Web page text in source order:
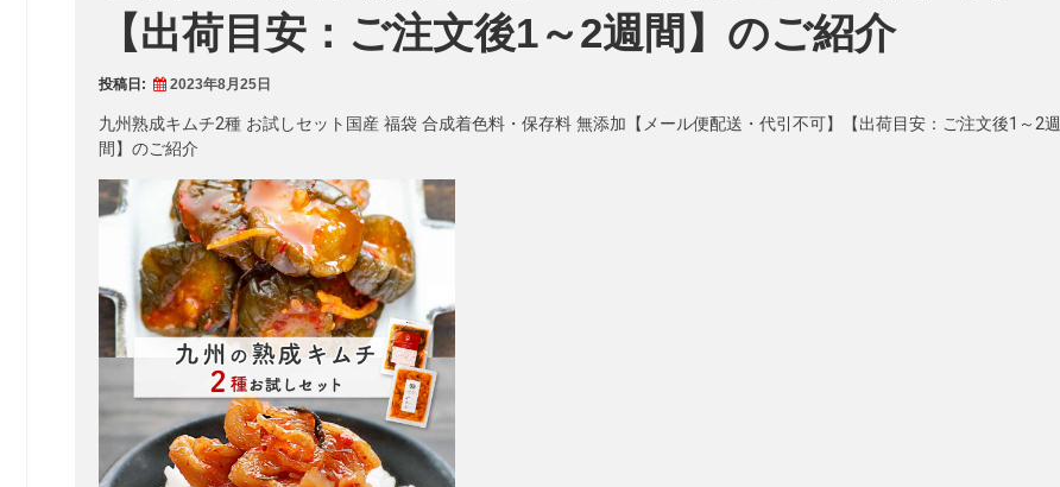
【出荷目安：ご注文後1～2週間】のご紹介
投稿日: 2023年8月25日
九州熟成キムチ2種 お試しセット国産 福袋 合成着色料・保存料 無添加【メール便配送・代引不可】【出荷目安：ご注文後1～2週
間】のご紹介